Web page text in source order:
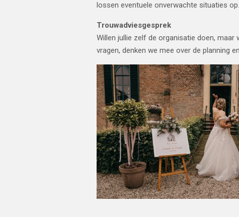
lossen eventuele onverwachte situaties
Trouwadviesgesprek
Willen jullie zelf de organisatie doen,
vragen, denken we mee over de planning